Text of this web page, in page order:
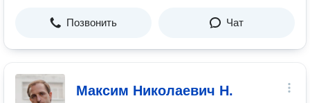
Позвонить Чат
Максим Николаевич Н.